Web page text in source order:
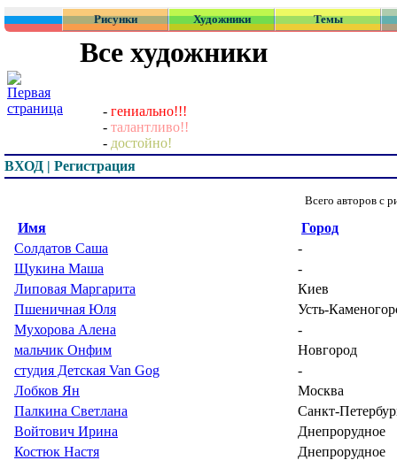
Рисунки Художники Темы
Все художники
- гениально!!!
- талантливо!!
- достойно!
ВХОД | Регистрация
Всего авторов с
Имя
Город
Солдатов Саша
-
Щукина Маша
-
Липовая Маргарита
Киев
Пшеничная Юля
Усть-
Мухорова Алена
-
мальчик Онфим
Новгород
студия Детская Van Gog
-
Лобков Ян
Москва
Палкина Светлана
Санкт-
Войтович Ирина
Днепрорудное
Костюк Настя
Днепрорудное